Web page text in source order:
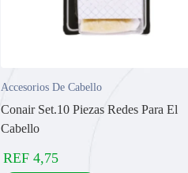
Accesorios De Cabello
Conair Set.10 Piezas Redes Para El
Cabello
REF 4,75